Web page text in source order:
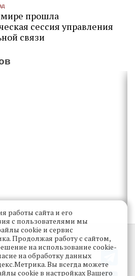
прошла
сессия управления
связи
работы сайта и его
с пользователями мы
cookie и сервис
Продолжая работу с сайтом,
на использование cookie-
на обработку данных
Вы всегда можете
cookie в настройках Вашего